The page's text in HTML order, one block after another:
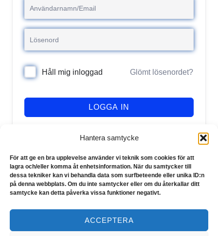
Hantera samtycke
För att ge en bra upplevelse använder vi teknik som cookies för att
lagra och/eller komma åt enhetsinformation. När du samtycker till
dessa tekniker kan vi behandla data som surfbeteende eller unika ID:n
på denna webbplats. Om du inte samtycker eller om du återkallar ditt
samtycke kan detta påverka vissa funktioner negativt.
ACCEPTERA
Håll mig inloggad Glömt lösenordet?
LOGGA IN